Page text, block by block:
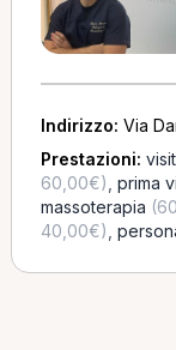
Indirizzo: Via
Prestazioni:
60,00€) prima
massoterapia
40,00€)